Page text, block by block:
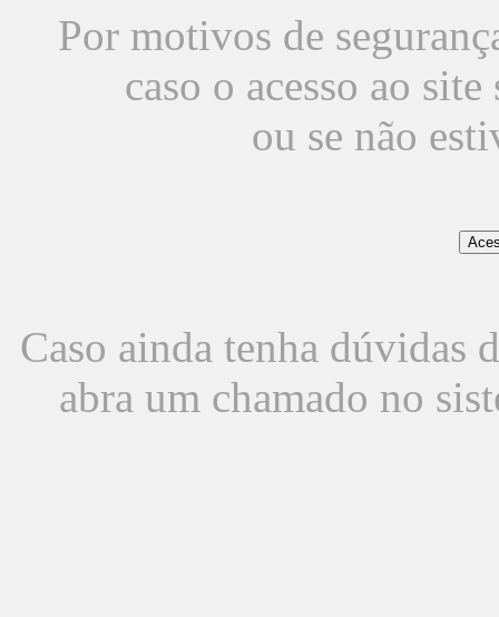
Por motivos de
caso o acesso ao
ou se não
Caso ainda tenha dúvidas
abra um chamado no